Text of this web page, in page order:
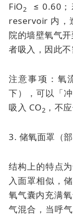
FiO2 ≤ 0.60；
reservoir 内，
院的墙壁氧气
者吸入，因此不
注意事项：氧
下），可以「
吸入 CO2 ，不
3. 储氧面罩（部
结构上的特点
入面罩相似，
氧气囊内充满
气混合，当呼